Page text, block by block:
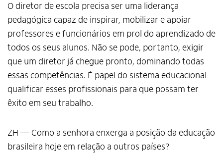
O diretor de escola precisa ser uma liderança
pedagógica capaz de inspirar, mobilizar e apoiar
professores e funcionários em prol do aprendizado de
todos os seus alunos. Não se pode, portanto, exigir
que um diretor já chegue pronto, dominando todas
essas competências. É papel do sistema educacional
qualificar esses profissionais para que possam ter
êxito em seu trabalho.
ZH — Como a senhora enxerga a posição da educação
brasileira hoje em relação a outros países?